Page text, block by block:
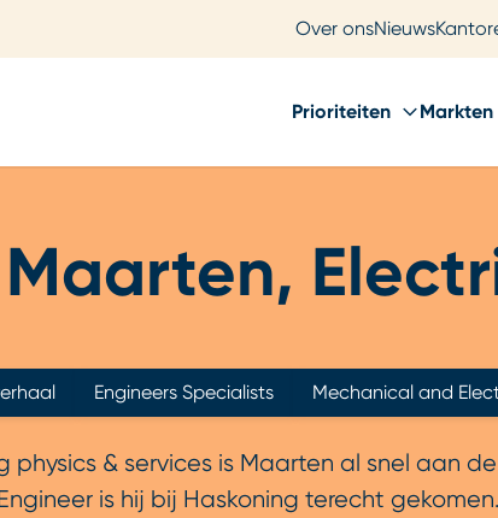
Over onsNieuws
Prioriteiten Markten
Engineers Specialists Mechanical and
& services is Maarten al snel aan
is hij bij Haskoning terecht